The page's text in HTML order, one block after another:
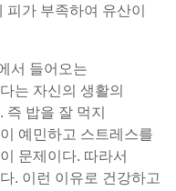
가 부족하여 유산이
서 들어오는
는 자신의 생활의
밥을 잘 먹지
예민하고 스트레스를
문제이다. 따라서
. 이런 이유로 건강하고